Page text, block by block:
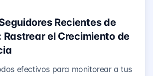
Recientes de
Rastrear el Crecimiento de
efectivos para monitorear a tus